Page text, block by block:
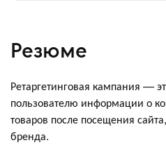
Резюме
Ретаргетинговая кампания —
пользователю информации о
товаров после посещения
бренда.